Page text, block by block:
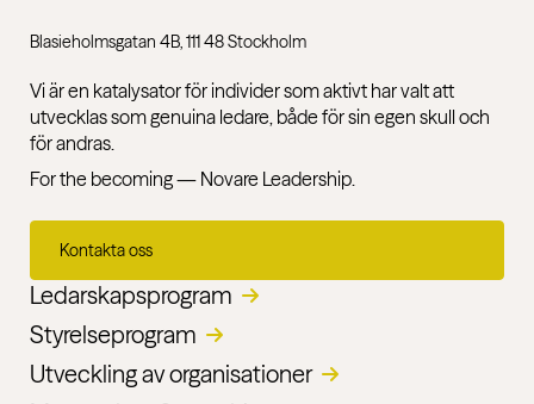
Blasieholmsgatan 4B, 111 48 Stockholm
Vi är en katalysator för individer som aktivt har valt att
utvecklas som genuina ledare, både för sin egen skull och
för andras.
For the becoming — Novare Leadership.
Kontakta oss
Ledarskapsprogram
Styrelseprogram
Utveckling av organisationer​